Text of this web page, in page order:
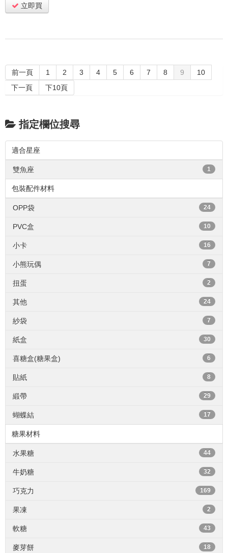
立即買
前一頁 1 2 3 4 5 6 7 8 9
10
下一頁
下10頁
指定欄位搜尋
適合星座
雙魚座 1
包裝配件材料
OPP袋 24
PVC盒 10
小卡 16
小熊玩偶 7
扭蛋 2
其他 24
紗袋 7
紙盒 30
喜糖盒(糖果盒) 6
貼紙 8
緞帶 29
蝴蝶結 17
糖果材料
水果糖 44
牛奶糖 32
巧克力 169
果凍 2
軟糖 43
麥芽餅 18